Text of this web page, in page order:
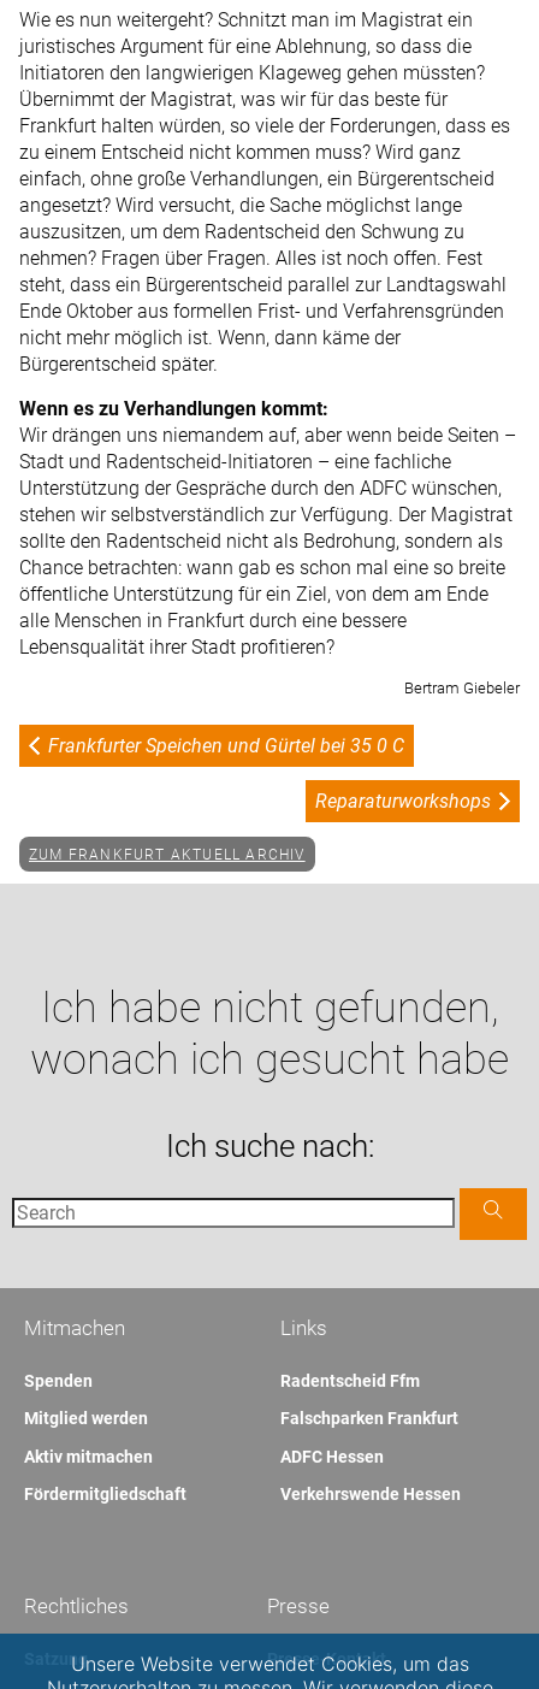
Wie es nun weitergeht? Schnitzt man im Magistrat ein
juristisches Argument für eine Ablehnung, so dass die
Initiatoren den langwierigen Klageweg gehen müssten?
Übernimmt der Magistrat, was wir für das beste für
Frankfurt halten würden, so viele der Forderungen, dass es
zu einem Entscheid nicht kommen muss? Wird ganz
einfach, ohne große Verhandlungen, ein Bürgerentscheid
angesetzt? Wird versucht, die Sache möglichst lange
auszusitzen, um dem Rad­entscheid den Schwung zu
nehmen? Fragen über Fragen. Alles ist noch offen. Fest
steht, dass ein Bürgerentscheid parallel zur Landtagswahl
Ende Oktober aus formellen Frist- und Verfahrensgründen
nicht mehr möglich ist. Wenn, dann käme der
Bürgerentscheid später.
Wenn es zu Verhandlungen kommt:
Wir drängen uns niemandem auf, aber wenn beide Seiten –
Stadt und Radentscheid-Initiatoren – eine fachliche
Unterstützung der Gespräche durch den ADFC wünschen,
stehen wir selbstverständlich zur Verfügung. Der Magistrat
sollte den Radentscheid nicht als Bedrohung, sondern als
Chance betrachten: wann gab es schon mal eine so breite
öffentliche Unterstützung für ein Ziel, von dem am Ende
alle Menschen in Frankfurt durch eine bessere
Lebensqualität ihrer Stadt profitieren?
Bertram Giebeler
Frankfurter Speichen und Gürtel bei 35 0 C
Reparaturworkshops
ZUM FRANKFURT AKTUELL ARCHIV
Ich habe nicht gefunden,
wonach ich gesucht habe
Ich suche nach:
Links
Radentscheid Ffm
Falschparken Frankfurt
ADFC Hessen
Verkehrswende Hessen
Mitmachen
Spenden
Mitglied werden
Aktiv mitmachen
Fördermitgliedschaft
Presse
Presse-Kontakt
Rechtliches
SatzungUnsere Website verwendet Cookies, um das